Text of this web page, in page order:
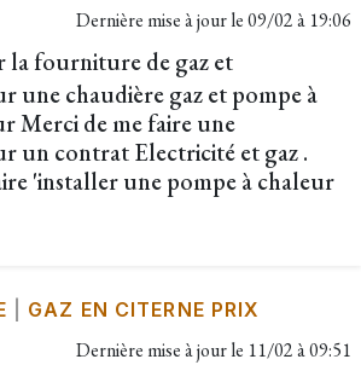
Dernière mise à jour le09/02 à 19:06
la fourniture de gaz et
une chaudière gaz et pompe à
Merci de me faire une
un contrat Electricité et gaz .
'installer une pompe à chaleur
GAZ EN CITERNE PRIX
Dernière mise à jour le 11/02 à 09:51